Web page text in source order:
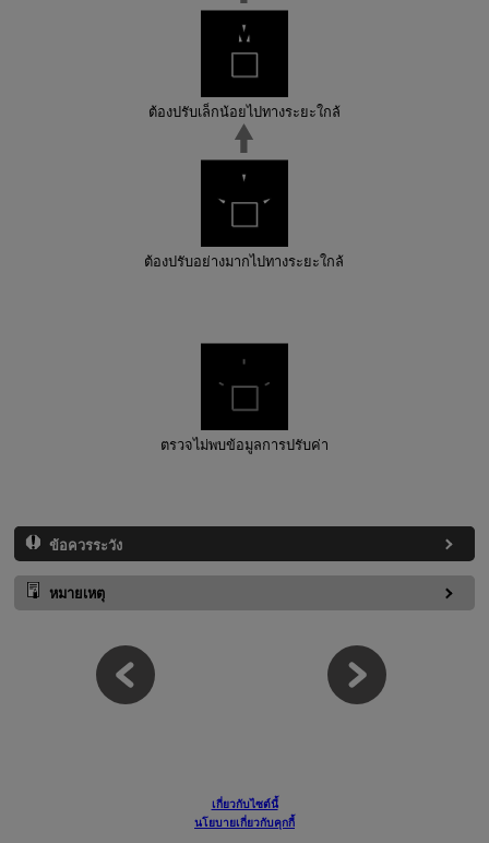
ต้องปรับเล็กน้อยไปทางระยะใกล้
ต้องปรับอย่างมากไปทางระยะใกล้
ตรวจไม่พบข้อมูลการปรับค่า
ข้อควรระวัง
หมายเหตุ
เกี่ยวกับไซต์นี้
นโยบายเกี่ยวกับคุกกี้